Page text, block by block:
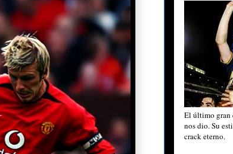
El último gran
nos dio. Su
crack eterno.